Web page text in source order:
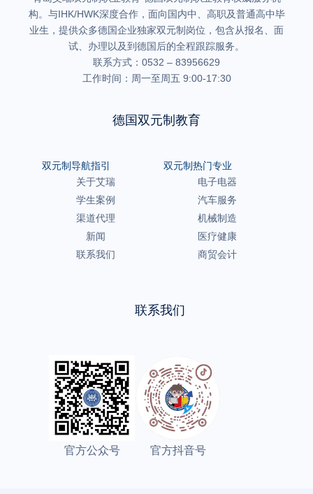
构。与IHK/HWK深度合作，面向国内中、高职及普通高中毕
业生，提供众多德国企业独家双元制岗位，包含从报名、面
试、办理以及到德国后的全程跟踪服务。
联系方式：0532 – 83956629
工作时间：周一至周五 9:00-17:30
德国双元制教育
双元制导航指引
关于艾瑞
学生案例
渠道代理
新闻
联系我们
双元制热门专业
电子电器
汽车服务
机械制造
医疗健康
商贸会计
联系我们
官方公众号 官方抖音号